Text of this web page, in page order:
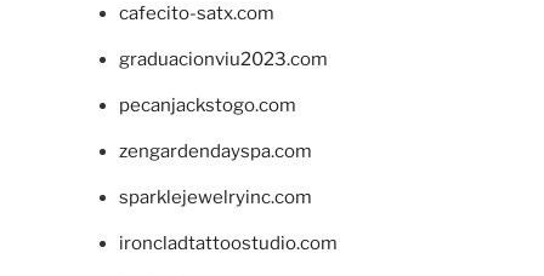
cafecito-satx.com
graduacionviu2023.com
pecanjackstogo.com
zengardendayspa.com
sparklejewelryinc.com
ironcladtattoostudio.com